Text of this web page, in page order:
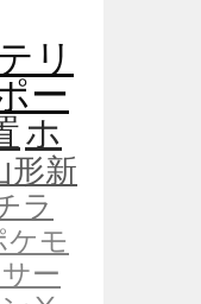
リ
ー
ホ
形新
ラ
ケモ
ー